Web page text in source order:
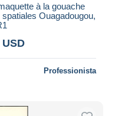
à la gouache
Ouagadougou,
USD
Professionista